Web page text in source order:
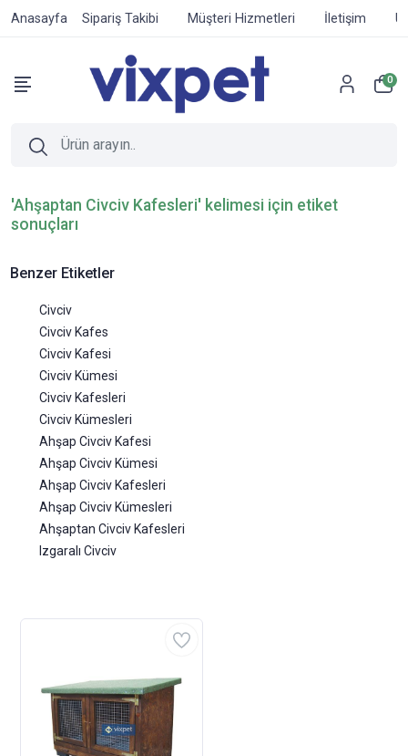
Anasayfa Sipariş Takibi Müşteri Hizmetleri İletişim
0
'Ahşaptan Civciv Kafesleri' kelimesi için etiket
sonuçları
Benzer Etiketler
Civciv
Civciv Kafes
Civciv Kafesi
Civciv Kümesi
Civciv Kafesleri
Civciv Kümesleri
Ahşap Civciv Kafesi
Ahşap Civciv Kümesi
Ahşap Civciv Kafesleri
Ahşap Civciv Kümesleri
Ahşaptan Civciv Kafesleri
Izgaralı Civciv